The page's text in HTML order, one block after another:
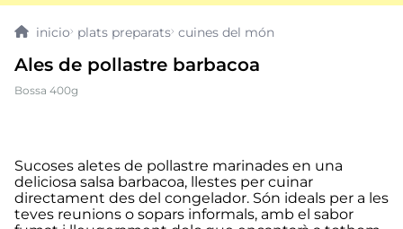
plats preparats cuines del món
Ales de pollastre barbacoa
Bossa 400g
Sucoses aletes de pollastre marinades en una
deliciosa salsa barbacoa, llestes per cuinar
directament des del congelador. Són ideals per a les
teves reunions o sopars informals, amb el sabor
1. plato preparado
3. gelats sirena
5. preparado paella